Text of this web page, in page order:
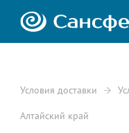
Условия доставки
Алтайский край